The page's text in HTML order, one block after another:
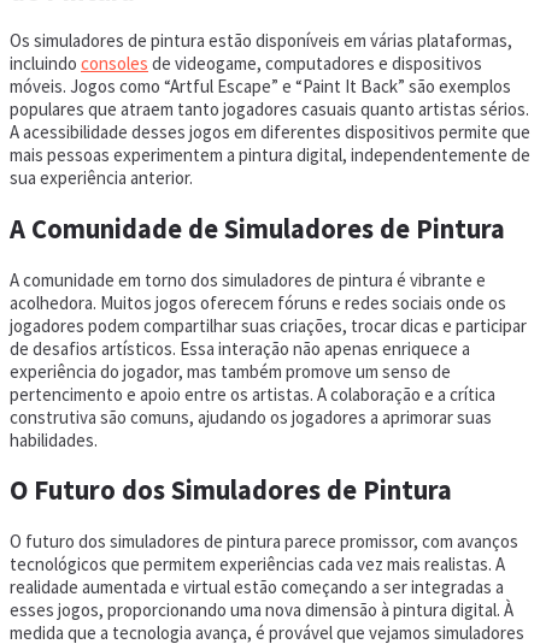
Os simuladores de pintura estão disponíveis em várias plataformas,
incluindo consoles de videogame, computadores e dispositivos
móveis. Jogos como “Artful Escape” e “Paint It Back” são exemplos
populares que atraem tanto jogadores casuais quanto artistas sérios.
A acessibilidade desses jogos em diferentes dispositivos permite que
mais pessoas experimentem a pintura digital, independentemente de
sua experiência anterior.
A Comunidade de Simuladores de Pintura
A comunidade em torno dos simuladores de pintura é vibrante e
acolhedora. Muitos jogos oferecem fóruns e redes sociais onde os
jogadores podem compartilhar suas criações, trocar dicas e participar
de desafios artísticos. Essa interação não apenas enriquece a
experiência do jogador, mas também promove um senso de
pertencimento e apoio entre os artistas. A colaboração e a crítica
construtiva são comuns, ajudando os jogadores a aprimorar suas
habilidades.
O Futuro dos Simuladores de Pintura
O futuro dos simuladores de pintura parece promissor, com avanços
tecnológicos que permitem experiências cada vez mais realistas. A
realidade aumentada e virtual estão começando a ser integradas a
esses jogos, proporcionando uma nova dimensão à pintura digital. À
medida que a tecnologia avança, é provável que vejamos simuladores